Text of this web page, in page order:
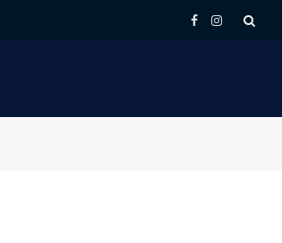
Facebook
Instagram